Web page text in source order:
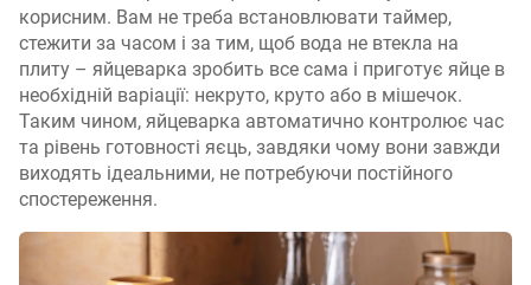
корисним. Вам не треба встановлювати таймер,
стежити за часом і за тим, щоб вода не втекла на
плиту – яйцеварка зробить все сама і приготує яйце в
необхідній варіації: некруто, круто або в мішечок.
Таким чином, яйцеварка автоматично контролює час
та рівень готовності яєць, завдяки чому вони завжди
виходять ідеальними, не потребуючи постійного
спостереження.